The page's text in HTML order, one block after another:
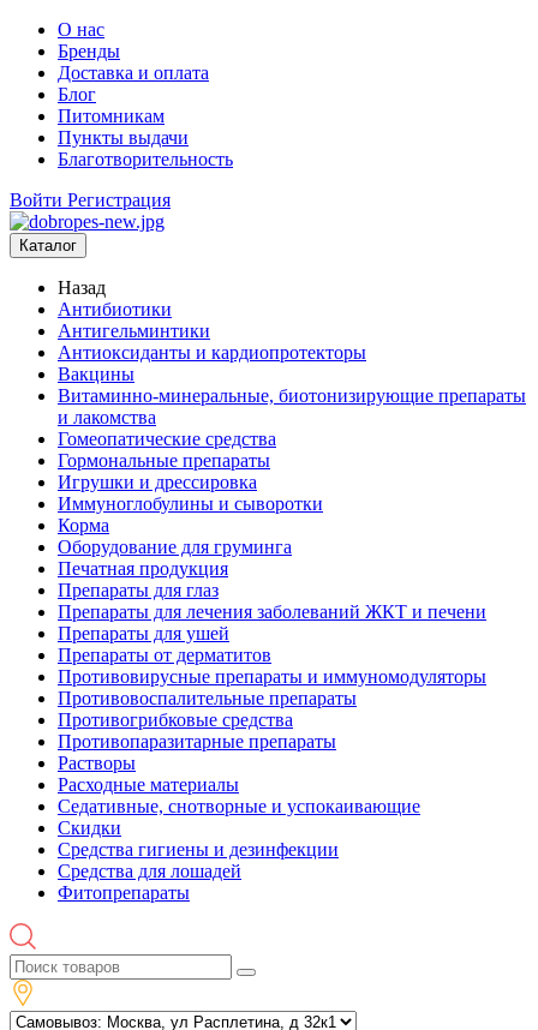
О нас
Бренды
Доставка и оплата
Блог
Питомникам
Пункты выдачи
Благотворительность
Войти Регистрация
Каталог
Назад
Антибиотики
Антигельминтики
Антиоксиданты и кардиопротекторы
Вакцины
Витаминно-минеральные, биотонизирующие препараты
и лакомства
Гомеопатические средства
Гормональные препараты
Игрушки и дрессировка
Иммуноглобулины и сыворотки
Корма
Оборудование для груминга
Печатная продукция
Препараты для глаз
Препараты для лечения заболеваний ЖКТ и печени
Препараты для ушей
Препараты от дерматитов
Противовирусные препараты и иммуномодуляторы
Противовоспалительные препараты
Противогрибковые средства
Противопаразитарные препараты
Растворы
Расходные материалы
Седативные, снотворные и успокаивающие
Скидки
Средства гигиены и дезинфекции
Средства для лошадей
Фитопрепараты